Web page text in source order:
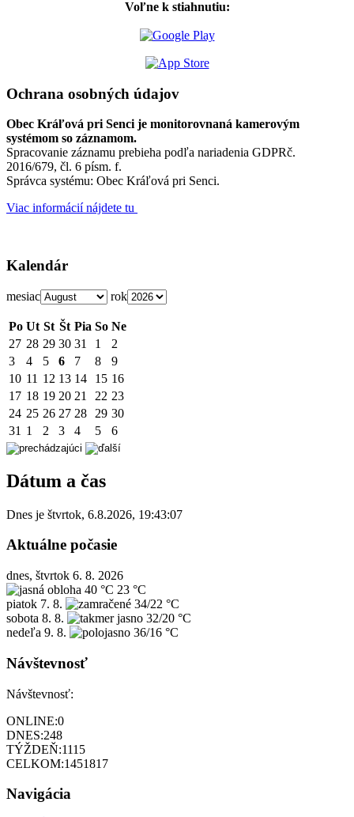
Voľne k stiahnutiu:
Ochrana osobných údajov
Obec Kráľová pri Senci je monitorovnaná kamerovým
systémom so záznamom.
Spracovanie záznamu prebieha podľa nariadenia GDPRč.
2016/679, čl. 6 písm. f.
Správca systému: Obec Kráľová pri Senci.
Viac informácií nájdete tu
Kalendár
mesiac rok
Po Ut St Št Pia So Ne
27 28 29 30 31 1
2
3
4 5 6 7 8
9
10 11 12 13 14 15 16
17 18 19 20 21 22 23
24 25 26 27 28 29 30
31 1 2 3 4 5 6
Dátum a čas
Dnes je štvrtok, 6.8.2026, 19:43:07
Aktuálne počasie
dnes, štvrtok 6. 8. 2026
40 °C 23 °C
piatok 7. 8.
34/22 °C
sobota 8. 8.
32/20 °C
nedeľa 9. 8. 36/16 °C
Návštevnosť
Návštevnosť:
ONLINE:0
DNES:248
TÝŽDEŇ:1115
CELKOM:1451817
Navigácia